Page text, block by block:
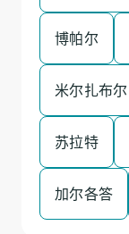
博帕尔
米尔扎布尔
苏拉特
加尔各答